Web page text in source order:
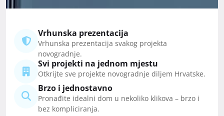
Vrhunska prezentacija
Vrhunska prezentacija svakog projekta
novogradnje.
Svi projekti na jednom mjestu
Otkrijte sve projekte novogradnje diljem Hrvatske.
Brzo i jednostavno
Pronađite idealni dom u nekoliko klikova – brzo i
bez kompliciranja.